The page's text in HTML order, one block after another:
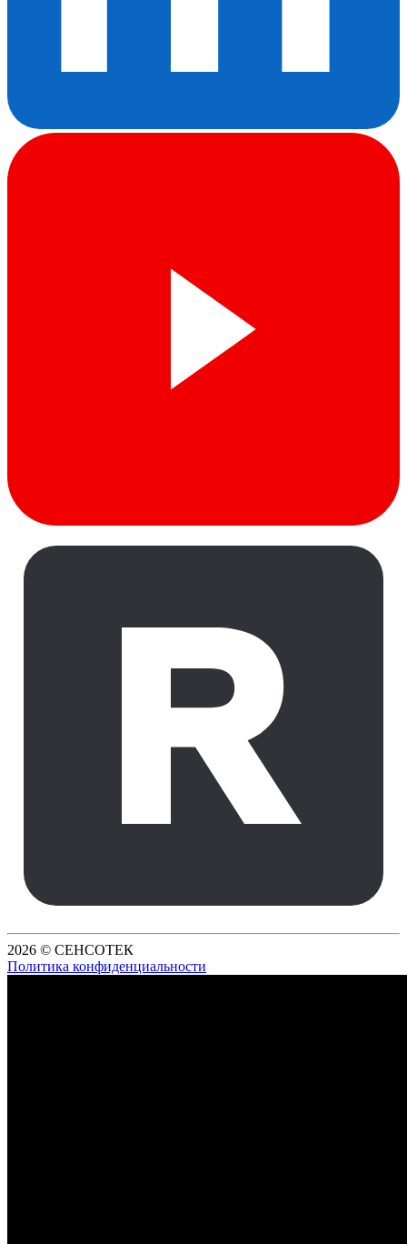
2026 © СЕНСОТЕК
Политика конфиденциальности